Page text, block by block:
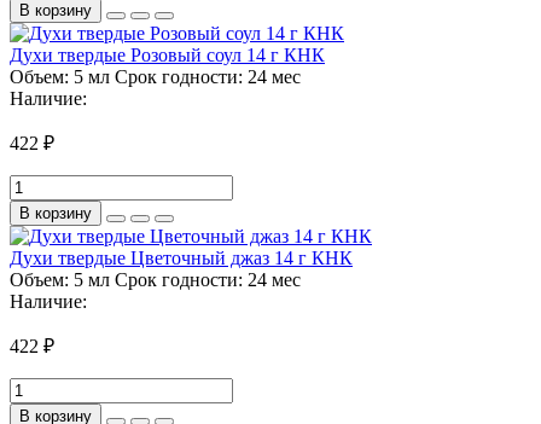
В корзину
Духи твердые Розовый соул 14 г КНК
Объем: 5 мл Срок годности: 24 мес
Наличие:
422 ₽
В корзину
Духи твердые Цветочный джаз 14 г КНК
Объем: 5 мл Срок годности: 24 мес
Наличие:
422 ₽
В корзину